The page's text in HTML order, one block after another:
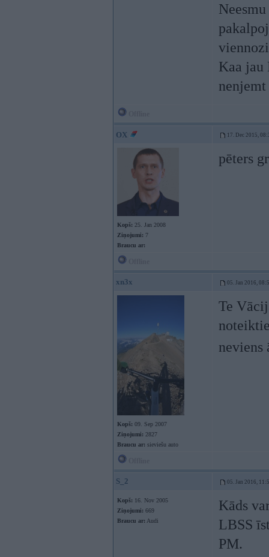
Kaa jau
OX 17. Dec 2015,
Kopš: 25. Jan 2008
Ziņojumi: 7
Braucu ar:
pēters
xn3x 05. Jan 2016,
Kopš: 09. Sep 2007
Ziņojumi: 2827
Braucu ar: sieviešu auto
Te
neviens
S_2 05. Jan 2016,
Kopš: 16. Nov 2005
Ziņojumi: 669
Braucu ar: Audi
Kāds
LBSS
PM.